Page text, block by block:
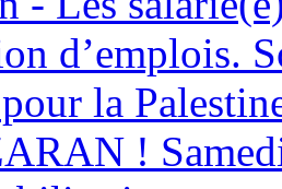
d’emplois.
la
!